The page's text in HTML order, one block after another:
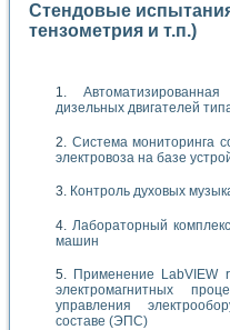
Стендовые
тензометрия и т.п.)
дизельных двигателей
Система мониторинга
электровоза на базе
Контроль духовых
Лабораторный
машин
Применение LabVIEW
электромагнитных
управления
составе (ЭПС)